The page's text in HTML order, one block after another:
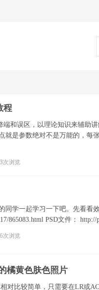
程
和误区，以理论知识来辅助
就是参数绝对不是万能的，每
次浏览
学一起学习一下吧。先看看
865083.html PSD文件：
次浏览
橘黄色肤色照片
对比较简单，只需要在LR或